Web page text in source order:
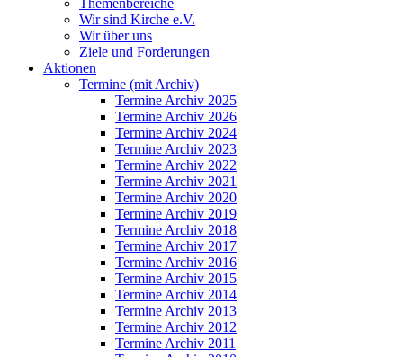
Themenbereiche
Wir sind Kirche e.V.
Wir über uns
Ziele und Forderungen
Aktionen
Termine (mit Archiv)
Termine Archiv 2025
Termine Archiv 2026
Termine Archiv 2024
Termine Archiv 2023
Termine Archiv 2022
Termine Archiv 2021
Termine Archiv 2020
Termine Archiv 2019
Termine Archiv 2018
Termine Archiv 2017
Termine Archiv 2016
Termine Archiv 2015
Termine Archiv 2014
Termine Archiv 2013
Termine Archiv 2012
Termine Archiv 2011